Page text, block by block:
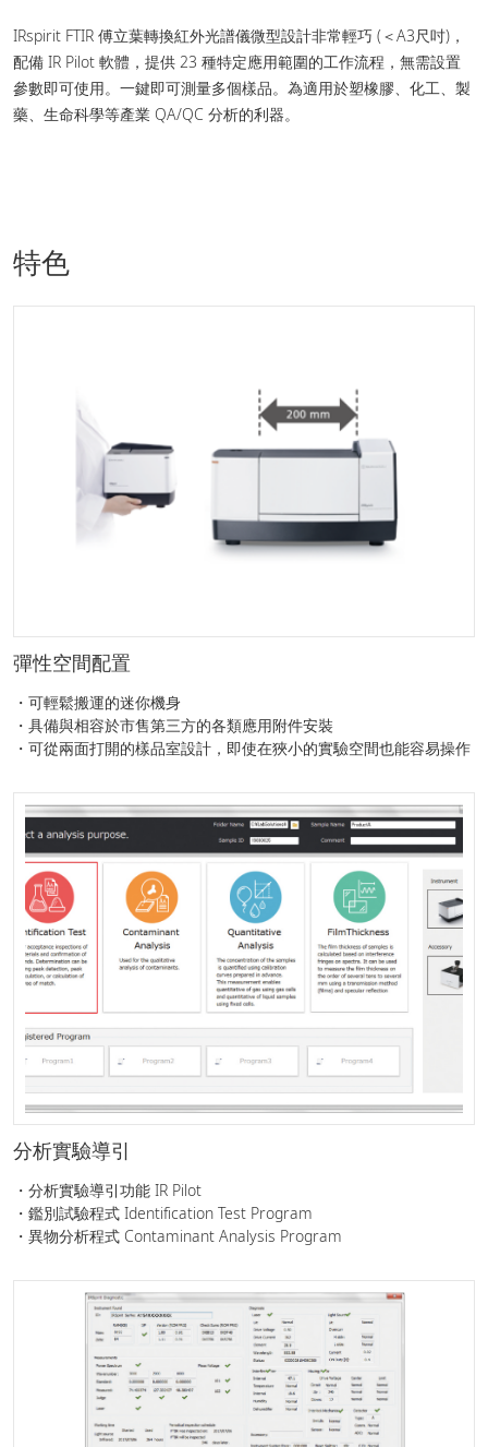
IRspirit FTIR 傅立葉轉換紅外光譜儀微型設計非常輕巧 (＜A3尺吋)，
配備 IR Pilot 軟體，提供 23 種特定應用範圍的工作流程，無需設置
參數即可使用。一鍵即可測量多個樣品。為適用於塑橡膠、化工、製
藥、生命科學等產業 QA/QC 分析的利器。
特色
彈性空間配置
・可輕鬆搬運的迷你機身
・具備與相容於市售第三方的各類應用附件安裝
・可從兩面打開的樣品室設計，即使在狹小的實驗空間也能容易操作
分析實驗導引
・分析實驗導引功能 IR Pilot
・鑑別試驗程式 Identification Test Program
・異物分析程式 Contaminant Analysis Program